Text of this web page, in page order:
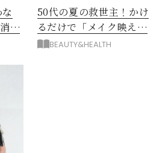
！
50代の夏の救世主！かけ
るだけで「メイク映え」
する眼鏡
BEAUTY&HEALTH